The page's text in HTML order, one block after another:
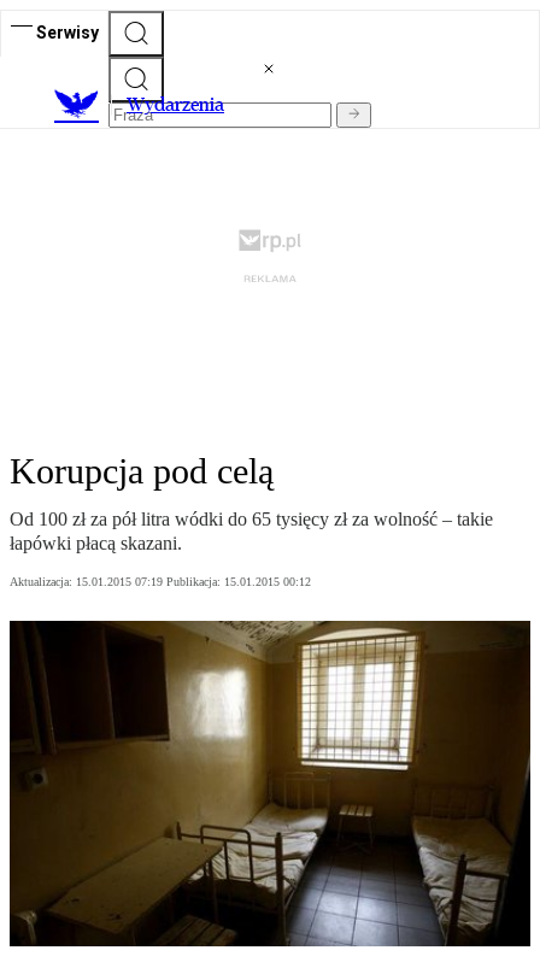
Serwisy
Wydarzenia
Korupcja pod celą
Od 100 zł za pół litra wódki do 65 tysięcy zł za wolność – takie
łapówki płacą skazani.
Aktualizacja: 15.01.2015 07:19 Publikacja: 15.01.2015 00:12